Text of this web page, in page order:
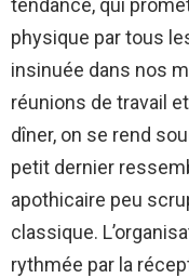
tendance, qui
physique par tous
insinuée dans nos
réunions de travail
dîner, on se rend
petit dernier
apothicaire peu
classique.
rythmée par la